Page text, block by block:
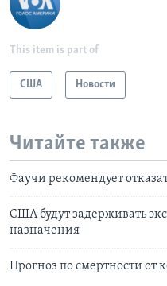
This item is part of
США Новости
Читайте также
Фаучи рекомендует
США будут задерживать
назначения
Прогноз по смертности от